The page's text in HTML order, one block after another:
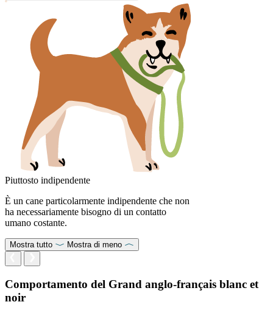
Piuttosto indipendente
È un cane particolarmente indipendente che non
ha necessariamente bisogno di un contatto
umano costante.
Mostra tutto Mostra di meno
Comportamento del Grand anglo-français blanc et
noir